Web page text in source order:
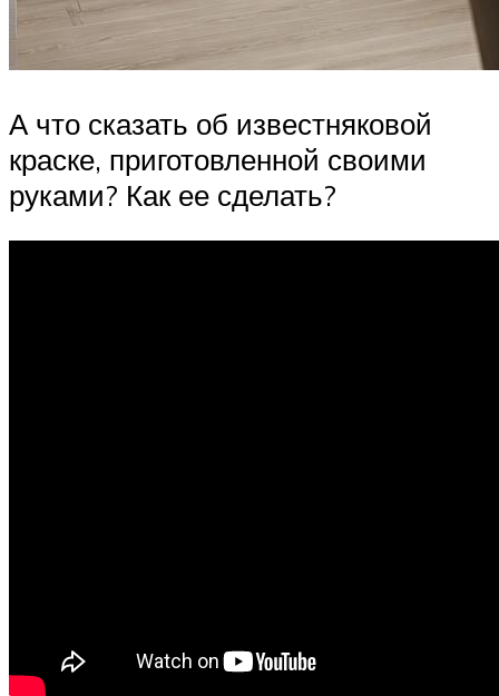
А что сказать об известняковой
краске, приготовленной своими
руками? Как ее сделать?